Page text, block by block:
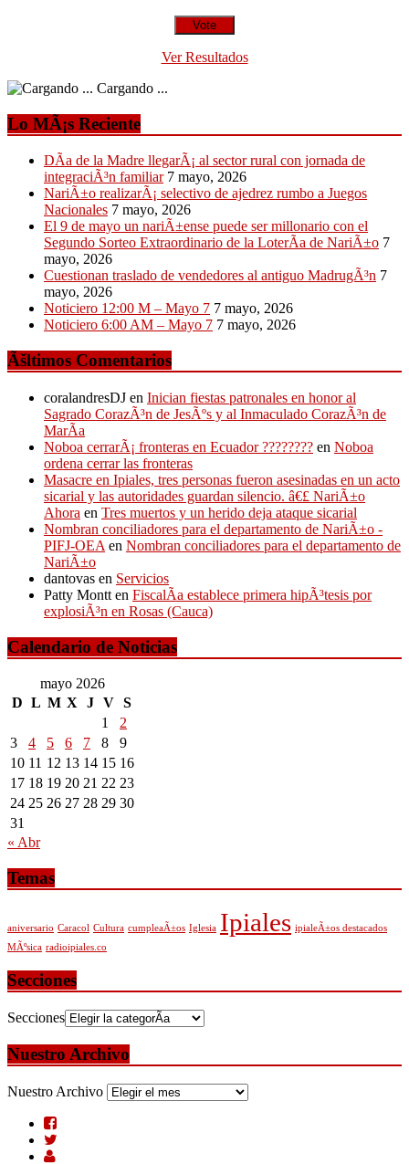
Ver Resultados
Cargando ...
Lo MÃ¡s Reciente
DÃ­a de la Madre llegarÃ¡ al sector rural con jornada de
integraciÃ³n familiar 7 mayo, 2026
NariÃ±o realizarÃ¡ selectivo de ajedrez rumbo a Juegos
Nacionales 7 mayo, 2026
El 9 de mayo un nariÃ±ense puede ser millonario con el
Segundo Sorteo Extraordinario de la LoterÃ­a de NariÃ±o 7
mayo, 2026
Cuestionan traslado de vendedores al antiguo MadrugÃ³n 7
mayo, 2026
Noticiero 12:00 M – Mayo 7 7 mayo, 2026
Noticiero 6:00 AM – Mayo 7 7 mayo, 2026
Ãšltimos Comentarios
coralandresDJ en Inician fiestas patronales en honor al
Sagrado CorazÃ³n de JesÃºs y al Inmaculado CorazÃ³n de
MarÃ­a
Noboa cerrarÃ¡ fronteras en Ecuador ???????? en Noboa
ordena cerrar las fronteras
Masacre en Ipiales, tres personas fueron asesinadas en un acto
sicarial y las autoridades guardan silencio. â€£ NariÃ±o
Ahora en Tres muertos y un herido deja ataque sicarial
Nombran conciliadores para el departamento de NariÃ±o -
PIFJ-OEA en Nombran conciliadores para el departamento de
NariÃ±o
dantovas en Servicios
Patty Montt en FiscalÃ­a establece primera hipÃ³tesis por
explosiÃ³n en Rosas (Cauca)
Calendario de Noticias
mayo 2026
D L M X J V S
1
2
3
4 5 6 7 8
9
10 11 12 13 14 15 16
17 18 19 20 21 22 23
24 25 26 27 28 29 30
31
« Abr
Temas
aniversario Caracol Cultura cumpleaÃ±os Iglesia Ipiales ipialeÃ±os destacados
MÃºsica radioipiales.co
Secciones
Secciones
Nuestro Archivo
Nuestro Archivo